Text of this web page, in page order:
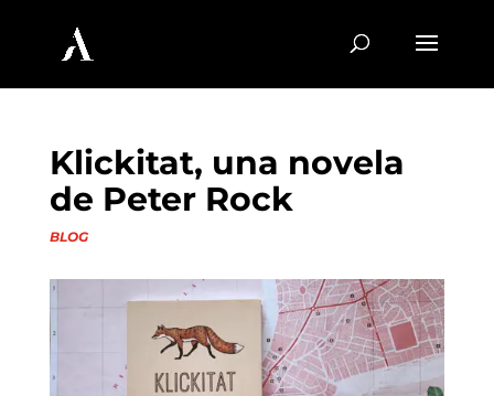
Klickitat, una novela
de Peter Rock
BLOG